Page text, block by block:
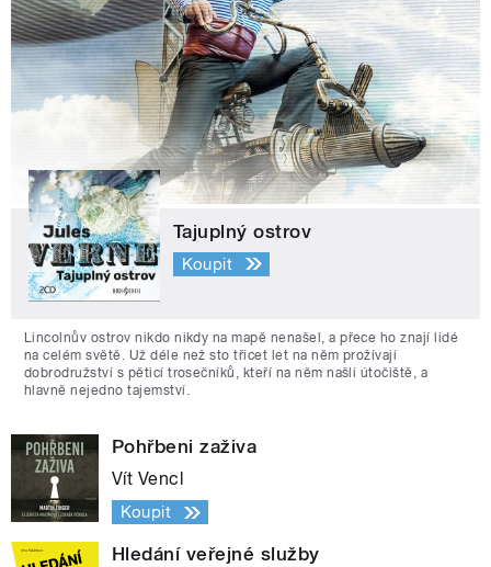
Tajuplný ostrov
Koupit
Lincolnův ostrov nikdo nikdy na mapě nenašel, a přece ho znají lidé
na celém světě. Už déle než sto třicet let na něm prožívají
dobrodružství s pěticí trosečníků, kteří na něm našli útočiště, a
hlavně nejedno tajemství.
Pohřbeni zaživa
Vít Vencl
Koupit
Hledání veřejné služby